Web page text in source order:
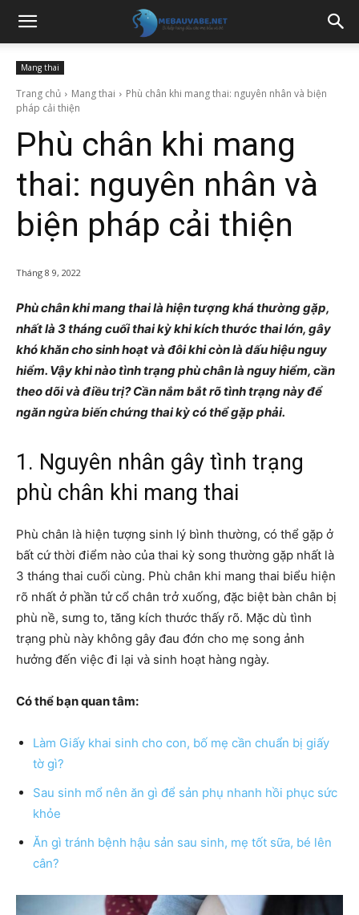
Mang thai
Trang chủ Mang thai
Phù chân khi mang thai: nguyên nhân và biện
pháp cải thiện
Phù chân khi mang
thai: nguyên nhân và
biện pháp cải thiện
Tháng 8 9, 2022
Phù chân khi mang thai là hiện tượng khá thường gặp,
nhất là 3 tháng cuối thai kỳ khi kích thước thai lớn, gây
khó khăn cho sinh hoạt và đôi khi còn là dấu hiệu nguy
hiểm. Vậy khi nào tình trạng phù chân là nguy hiểm, cần
theo dõi và điều trị? Cần nắm bắt rõ tình trạng này để
ngăn ngừa biến chứng thai kỳ có thể gặp phải.
1. Nguyên nhân gây tình trạng
phù chân khi mang thai
Phù chân là hiện tượng sinh lý bình thường, có thể gặp ở
bất cứ thời điểm nào của thai kỳ song thường gặp nhất là
3 tháng thai cuối cùng. Phù chân khi mang thai biểu hiện
rõ nhất ở phần tử cổ chân trở xuống, đặc biệt bàn chân bị
phù nề, sưng to, tăng kích thước thấy rõ. Mặc dù tình
trạng phù này không gây đau đớn cho mẹ song ảnh
hưởng đến việc đi lại và sinh hoạt hàng ngày.
Có thể bạn quan tâm:
Làm Giấy khai sinh cho con, bố mẹ cần chuẩn bị giấy
tờ gì?
Sau sinh mổ nên ăn gì để sản phụ nhanh hồi phục sức
khỏe
Ăn gì tránh bệnh hậu sản sau sinh, mẹ tốt sữa, bé lên
cân?